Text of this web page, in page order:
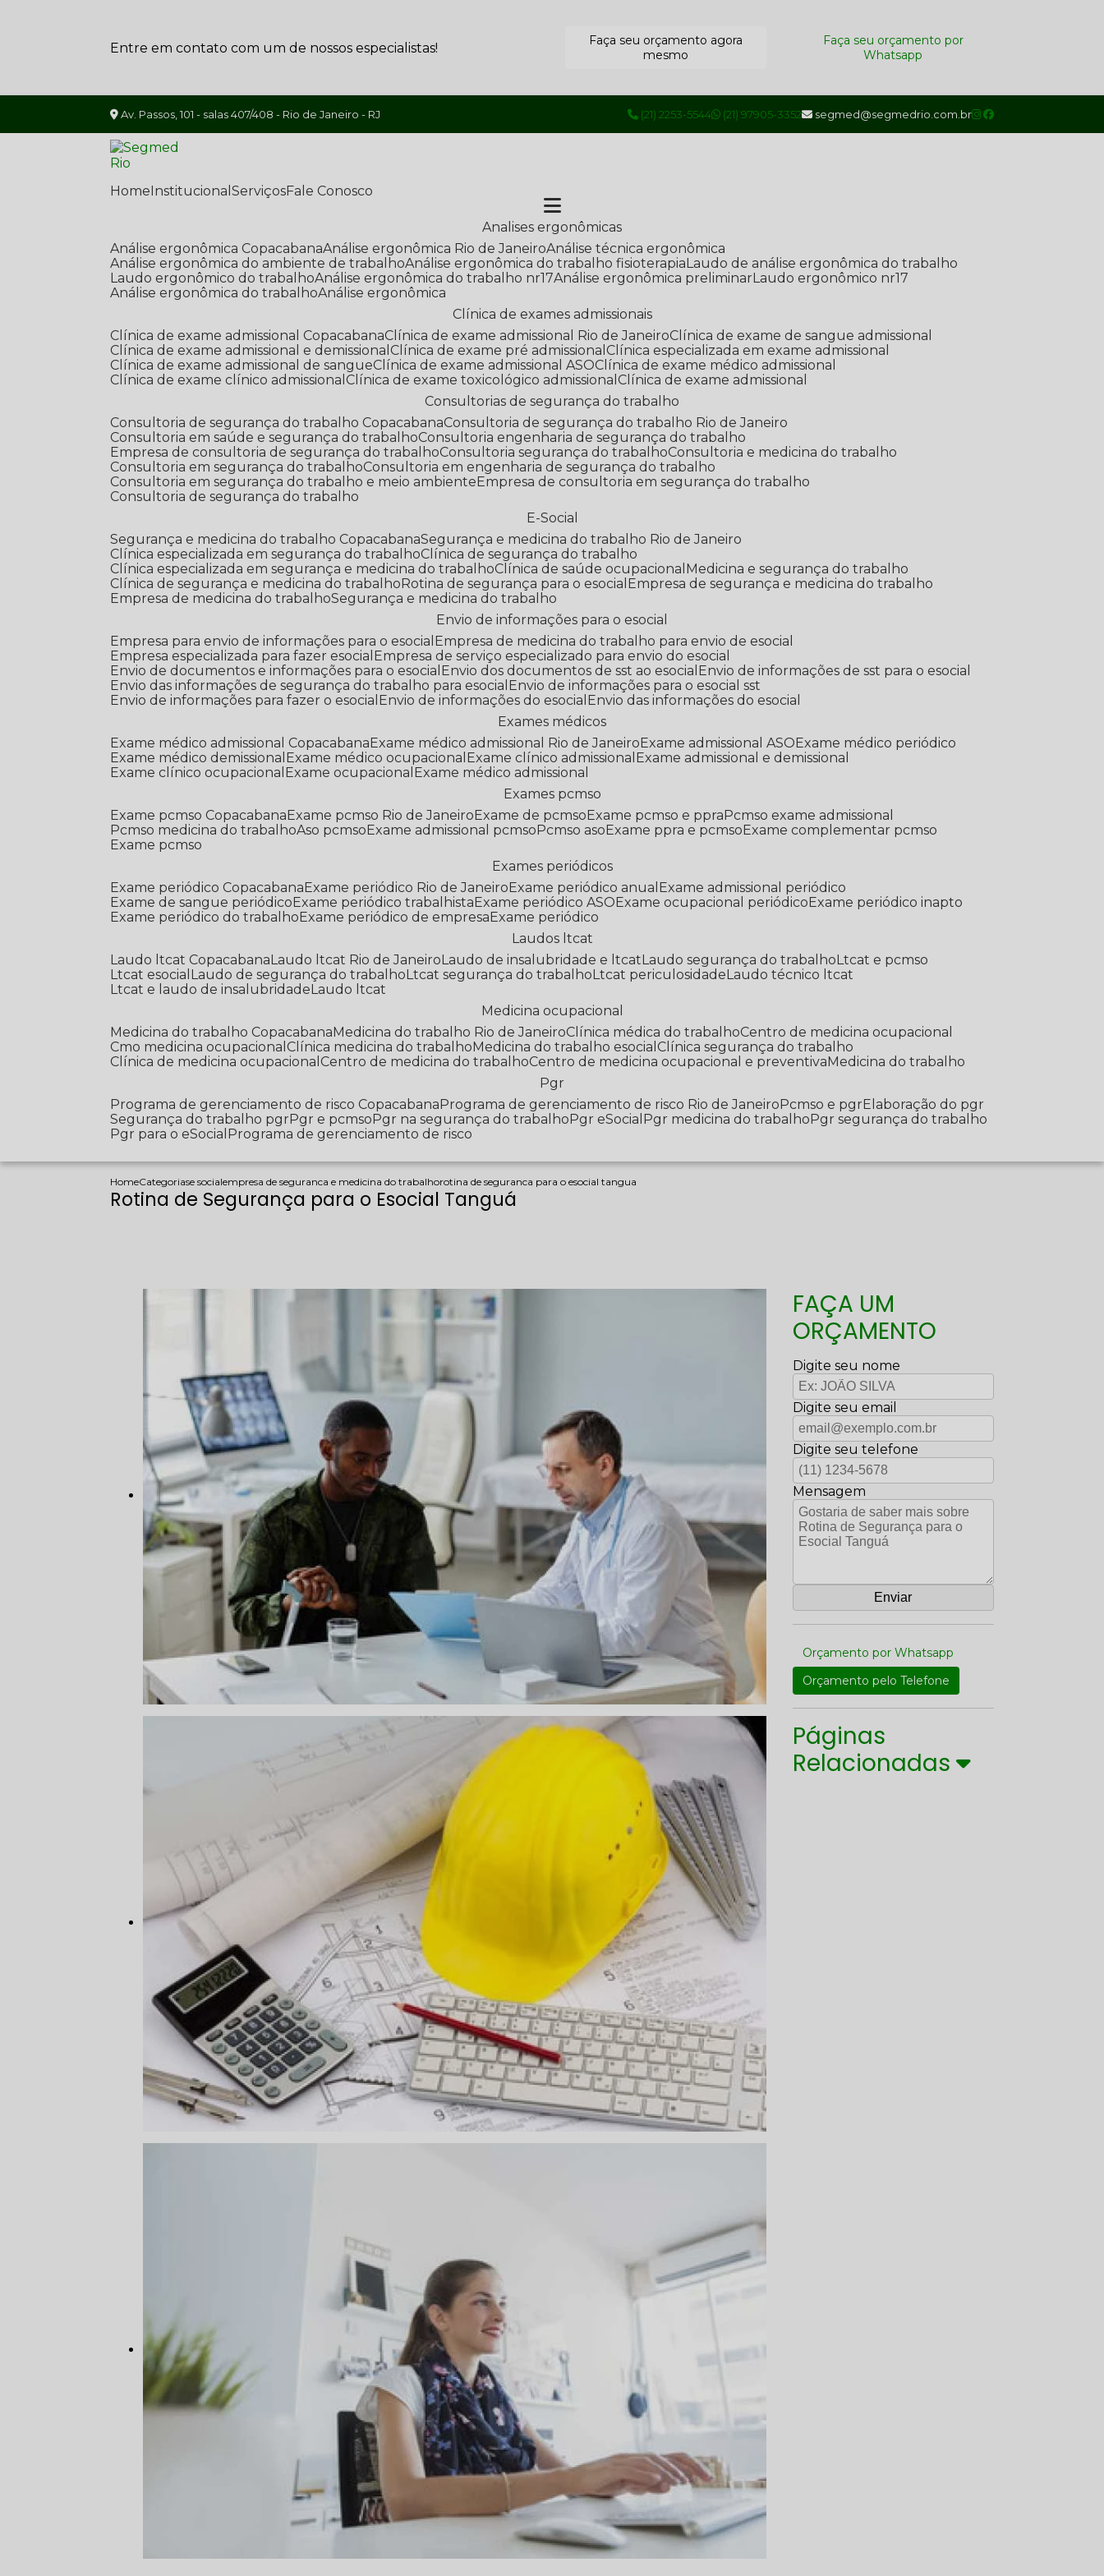
Entre em contato com um de nossos especialistas!
Faça seu orçamento agora
mesmo
Faça seu orçamento por
Whatsapp
Av. Passos, 101 - salas 407/408 - Rio de Janeiro - RJ (21) 2253-5544 (21) 97905-3352 segmed@segmedrio.com.br
Home Institucional Serviços Fale Conosco
Analises ergonômicas
Análise ergonômica Copacabana Análise ergonômica Rio de Janeiro Análise técnica ergonômica
Análise ergonômica do ambiente de trabalho Análise ergonômica do trabalho fisioterapia Laudo de análise ergonômica do trabalho
Laudo ergonômico do trabalho Análise ergonômica do trabalho nr17 Análise ergonômica preliminar Laudo ergonômico nr17
Análise ergonômica do trabalho Análise ergonômica
Clínica de exames admissionais
Clínica de exame admissional Copacabana
Clínica de exame admissional Rio de Janeiro
Clínica de exame de sangue admissional
Clínica de exame admissional e demissional
Clínica de exame pré admissional
Clínica especializada em exame admissional
Clínica de exame admissional de sangue
Clínica de exame admissional ASO
Clínica de exame médico admissional
Clínica de exame clínico admissional
Clínica de exame toxicológico admissional
Clínica de exame admissional
Consultorias de segurança do trabalho
Consultoria de segurança do trabalho Copacabana
Consultoria de segurança do trabalho Rio de Janeiro
Consultoria em saúde e segurança do trabalho
Consultoria engenharia de segurança do trabalho
Empresa de consultoria de segurança do trabalho
Consultoria segurança do trabalho
Consultoria e medicina do trabalho
Consultoria em segurança do trabalho
Consultoria em engenharia de segurança do trabalho
Consultoria em segurança do trabalho e meio ambiente
Empresa de consultoria em segurança do trabalho
Consultoria de segurança do trabalho
E-Social
Segurança e medicina do trabalho Copacabana Segurança e medicina do trabalho Rio de Janeiro
Clínica especializada em segurança do trabalho
Clínica de segurança do trabalho
Clínica especializada em segurança e medicina do trabalho
Clínica de saúde ocupacional
Medicina e segurança do trabalho
Clínica de segurança e medicina do trabalho
Rotina de segurança para o esocial
Empresa de segurança e medicina do trabalho
Empresa de medicina do trabalho Segurança e medicina do trabalho
Envio de informações para o esocial
Empresa para envio de informações para o esocial
Empresa de medicina do trabalho para envio de esocial
Empresa especializada para fazer esocial
Empresa de serviço especializado para envio do esocial
Envio de documentos e informações para o esocial
Envio dos documentos de sst ao esocial
Envio de informações de sst para o esocial
Envio das informações de segurança do trabalho para esocial
Envio de informações para o esocial sst
Envio de informações para fazer o esocial
Envio de informações do esocial
Envio das informações do esocial
Exames médicos
Exame médico admissional Copacabana
Exame médico admissional Rio de Janeiro Exame admissional ASO
Exame médico periódico
Exame médico demissional
Exame médico ocupacional Exame clínico admissional
Exame admissional e demissional
Exame clínico ocupacional
Exame ocupacional
Exame médico admissional
Exames pcmso
Exame pcmso Copacabana
Exame pcmso Rio de Janeiro Exame de pcmso Exame pcmso e ppra
Pcmso exame admissional
Pcmso medicina do trabalho Aso pcmso Exame admissional pcmso Pcmso aso Exame ppra e pcmso
Exame complementar pcmso
Exame pcmso
Exames periódicos
Exame periódico Copacabana
Exame periódico Rio de Janeiro Exame periódico anual
Exame admissional periódico
Exame de sangue periódico
Exame periódico trabalhista Exame periódico ASO Exame ocupacional periódico
Exame periódico inapto
Exame periódico do trabalho
Exame periódico de empresa
Exame periódico
Laudos ltcat
Laudo ltcat Copacabana Laudo ltcat Rio de Janeiro Laudo de insalubridade e ltcat Laudo segurança do trabalho Ltcat e pcmso
Ltcat esocial
Laudo de segurança do trabalho Ltcat segurança do trabalho Ltcat periculosidade Laudo técnico ltcat
Ltcat e laudo de insalubridade Laudo ltcat
Medicina ocupacional
Medicina do trabalho Copacabana
Medicina do trabalho Rio de Janeiro Clínica médica do trabalho
Centro de medicina ocupacional
Cmo medicina ocupacional
Clínica medicina do trabalho Medicina do trabalho esocial
Clínica segurança do trabalho
Clínica de medicina ocupacional
Centro de medicina do trabalho Centro de medicina ocupacional e preventiva
Medicina do trabalho
Pgr
Programa de gerenciamento de risco Copacabana
Programa de gerenciamento de risco Rio de Janeiro Pcmso e pgr
Elaboração do pgr
Segurança do trabalho pgr
Pgr e pcmso Pgr na segurança do trabalho Pgr eSocial Pgr medicina do trabalho
Pgr segurança do trabalho
Pgr para o eSocial
Programa de gerenciamento de risco
HomeCategoriase socialempresa de seguranca e medicina do trabalhorotina de seguranca para o esocial tangua
Rotina de Segurança para o Esocial Tanguá
FAÇA UM
ORÇAMENTO
Digite seu nome
Digite seu email
Digite seu telefone
Mensagem
Orçamento por Whatsapp
Orçamento pelo Telefone
Páginas
Relacionadas